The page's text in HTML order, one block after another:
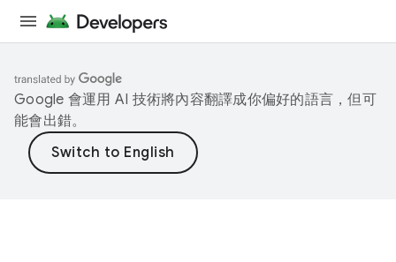
Google 會運用 AI 技術將內容翻譯成你偏好的語言，但可
能會出錯。